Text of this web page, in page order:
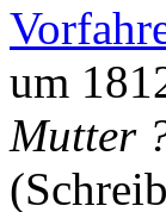
um
Mutter